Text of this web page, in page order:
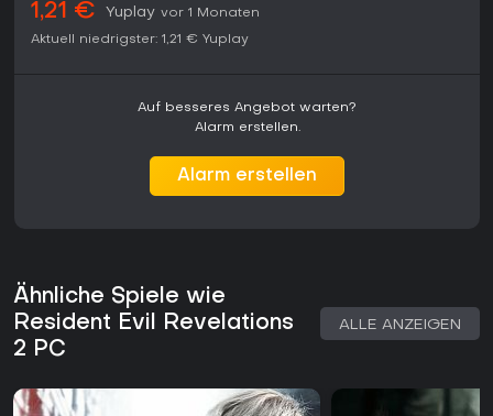
1,21 € Yuplay vor 1 Monaten
Aktuell niedrigster: 1,21 € Yuplay
Auf besseres Angebot warten?
Alarm erstellen.
Alarm erstellen
Ähnliche Spiele wie
Resident Evil Revelations
2 PC
ALLE ANZEIGEN